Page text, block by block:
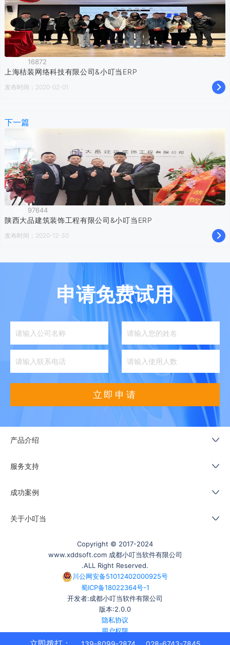
16872
上海桔装网络科技有限公司&小叮当ERP
发布时间：2020-02-01
下一篇
97644
陕西大品建筑装饰工程有限公司&小叮当ERP
发布时间：2020-12-30
申请免费试用
立即申请
产品介绍
服务支持
成功案例
关于小叮当
Copyright © 2017-2024
www.xddsoft.com 成都小叮当软件有限公司
.ALL Right Reserved.
川公网安备51012402000925号
蜀ICP备18022364号-1
开发者:成都小叮当软件有限公司
版本:2.0.0
隐私协议
用户权限
成都市天府新区天府大道南段2039号天府菁蓉大厦16楼1609号